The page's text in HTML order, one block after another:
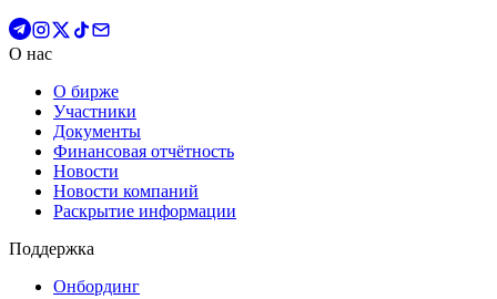
О нас
О бирже
Участники
Документы
Финансовая отчётность
Новости
Новости компаний
Раскрытие информации
Поддержка
Онбординг